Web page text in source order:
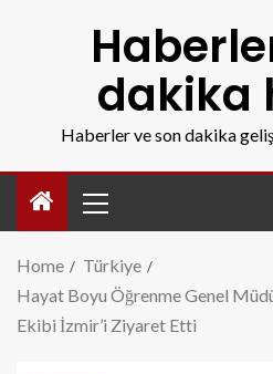
dakika
Haberler ve son dakika
Home
Türkiye
Hayat Boyu Öğrenme Genel
Ekibi İzmir’i Ziyaret Etti